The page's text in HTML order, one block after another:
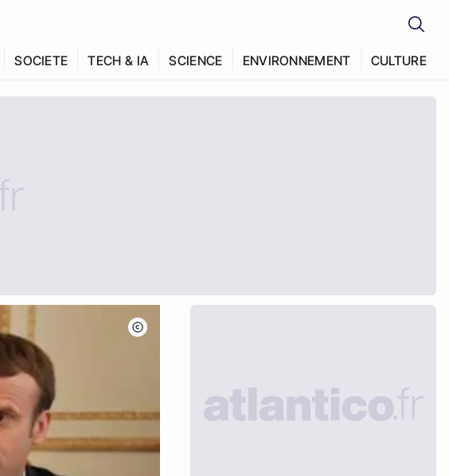
SOCIETE TECH & IA SCIENCE ENVIRONNEMENT CULTURE